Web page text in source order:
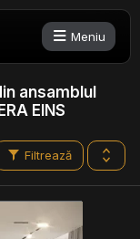
Meniu
ansamblul
EINS
Filtrează